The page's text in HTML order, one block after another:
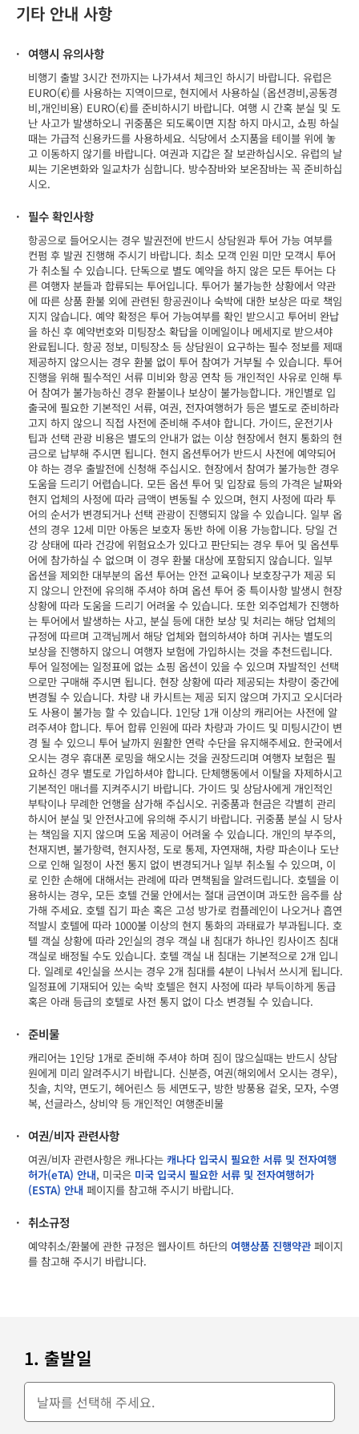
기타 안내 사항
· 여행시 유의사항
비행기 출발 3시간 전까지는 나가셔서 체크인 하시기 바랍니다. 유럽은
EURO(€)를 사용하는 지역이므로, 현지에서 사용하실 (옵션경비,공동경
비,개인비용) EURO(€)를 준비하시기 바랍니다. 여행 시 간혹 분실 및 도
난 사고가 발생하오니 귀중품은 되도록이면 지참 하지 마시고, 쇼핑 하실
때는 가급적 신용카드를 사용하세요. 식당에서 소지품을 테이블 위에 놓
고 이동하지 않기를 바랍니다. 여권과 지갑은 잘 보관하십시오. 유럽의 날
씨는 기온변화와 일교차가 심합니다. 방수잠바와 보온잠바는 꼭 준비하십
시오.
· 필수 확인사항
항공으로 들어오시는 경우 발권전에 반드시 상담원과 투어 가능 여부를
컨펌 후 발권 진행해 주시기 바랍니다. 최소 모객 인원 미만 모객시 투어
가 취소될 수 있습니다. 단독으로 별도 예약을 하지 않은 모든 투어는 다
른 여행자 분들과 합류되는 투어입니다. 투어가 불가능한 상황에서 약관
에 따른 상품 환불 외에 관련된 항공권이나 숙박에 대한 보상은 따로 책임
지지 않습니다. 예약 확정은 투어 가능여부를 확인 받으시고 투어비 완납
을 하신 후 예약번호와 미팅장소 확답을 이메일이나 메세지로 받으셔야
완료됩니다. 항공 정보, 미팅장소 등 상담원이 요구하는 필수 정보를 제때
제공하지 않으시는 경우 환불 없이 투어 참여가 거부될 수 있습니다. 투어
진행을 위해 필수적인 서류 미비와 항공 연착 등 개인적인 사유로 인해 투
어 참여가 불가능하신 경우 환불이나 보상이 불가능합니다. 개인별로 입
출국에 필요한 기본적인 서류, 여권, 전자여행허가 등은 별도로 준비하라
고지 하지 않으니 직접 사전에 준비해 주셔야 합니다. 가이드, 운전기사
팁과 선택 관광 비용은 별도의 안내가 없는 이상 현장에서 현지 통화의 현
금으로 납부해 주시면 됩니다. 현지 옵션투어가 반드시 사전에 예약되어
야 하는 경우 출발전에 신청해 주십시오. 현장에서 참여가 불가능한 경우
도움을 드리기 어렵습니다. 모든 옵션 투어 및 입장료 등의 가격은 날짜와
현지 업체의 사정에 따라 금액이 변동될 수 있으며, 현지 사정에 따라 투
어의 순서가 변경되거나 선택 관광이 진행되지 않을 수 있습니다. 일부 옵
션의 경우 12세 미만 아동은 보호자 동반 하에 이용 가능합니다. 당일 건
강 상태에 따라 건강에 위험요소가 있다고 판단되는 경우 투어 및 옵션투
어에 참가하실 수 없으며 이 경우 환불 대상에 포함되지 않습니다. 일부
옵션을 제외한 대부분의 옵션 투어는 안전 교육이나 보호장구가 제공 되
지 않으니 안전에 유의해 주셔야 하며 옵션 투어 중 특이사항 발생시 현장
상황에 따라 도움을 드리기 어려울 수 있습니다. 또한 외주업체가 진행하
는 투어에서 발생하는 사고, 분실 등에 대한 보상 및 처리는 해당 업체의
규정에 따르며 고객님께서 해당 업체와 협의하셔야 하며 귀사는 별도의
보상을 진행하지 않으니 여행자 보험에 가입하시는 것을 추천드립니다.
투어 일정에는 일정표에 없는 쇼핑 옵션이 있을 수 있으며 자발적인 선택
으로만 구매해 주시면 됩니다. 현장 상황에 따라 제공되는 차량이 중간에
변경될 수 있습니다. 차량 내 카시트는 제공 되지 않으며 가지고 오시더라
도 사용이 불가능 할 수 있습니다. 1인당 1개 이상의 캐리어는 사전에 알
려주셔야 합니다. 투어 합류 인원에 따라 차량과 가이드 및 미팅시간이 변
경 될 수 있으니 투어 날까지 원활한 연락 수단을 유지해주세요. 한국에서
오시는 경우 휴대폰 로밍을 해오시는 것을 권장드리며 여행자 보험은 필
요하신 경우 별도로 가입하셔야 합니다. 단체행동에서 이탈을 자제하시고
기본적인 매너를 지켜주시기 바랍니다. 가이드 및 상담사에게 개인적인
부탁이나 무례한 언행을 삼가해 주십시오. 귀중품과 현금은 각별히 관리
하시어 분실 및 안전사고에 유의해 주시기 바랍니다. 귀중품 분실 시 당사
는 책임을 지지 않으며 도움 제공이 어려울 수 있습니다. 개인의 부주의,
천재지변, 불가항력, 현지사정, 도로 통제, 자연재해, 차량 파손이나 도난
으로 인해 일정이 사전 통지 없이 변경되거나 일부 취소될 수 있으며, 이
로 인한 손해에 대해서는 관례에 따라 면책됨을 알려드립니다. 호텔을 이
용하시는 경우, 모든 호텔 건물 안에서는 절대 금연이며 과도한 음주를 삼
가해 주세요. 호텔 집기 파손 혹은 고성 방가로 컴플레인이 나오거나 흡연
적발시 호텔에 따라 1000불 이상의 현지 통화의 과태료가 부과됩니다. 호
텔 객실 상황에 따라 2인실의 경우 객실 내 침대가 하나인 킹사이즈 침대
객실로 배정될 수도 있습니다. 호텔 객실 내 침대는 기본적으로 2개 입니
다. 일례로 4인실을 쓰시는 경우 2개 침대를 4분이 나눠서 쓰시게 됩니다.
일정표에 기재되어 있는 숙박 호텔은 현지 사정에 따라 부득이하게 동급
혹은 아래 등급의 호텔로 사전 통지 없이 다소 변경될 수 있습니다.
· 준비물
캐리어는 1인당 1개로 준비해 주셔야 하며 짐이 많으실때는 반드시 상담
원에게 미리 알려주시기 바랍니다. 신분증, 여권(해외에서 오시는 경우),
칫솔, 치약, 면도기, 헤어린스 등 세면도구, 방한 방풍용 겉옷, 모자, 수영
복, 선글라스, 상비약 등 개인적인 여행준비물
· 여권/비자 관련사항
여권/비자 관련사항은 캐나다는 캐나다 입국시 필요한 서류 및 전자여행
허가(eTA) 안내, 미국은 미국 입국시 필요한 서류 및 전자여행허가
(ESTA) 안내 페이지를 참고해 주시기 바랍니다.
· 취소규정
예약취소/환불에 관한 규정은 웹사이트 하단의 여행상품 진행약관 페이지
를 참고해 주시기 바랍니다.
1. 출발일